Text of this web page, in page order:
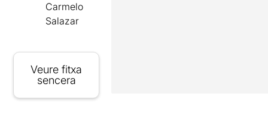
Carmelo
Salazar
Veure fitxa
sencera